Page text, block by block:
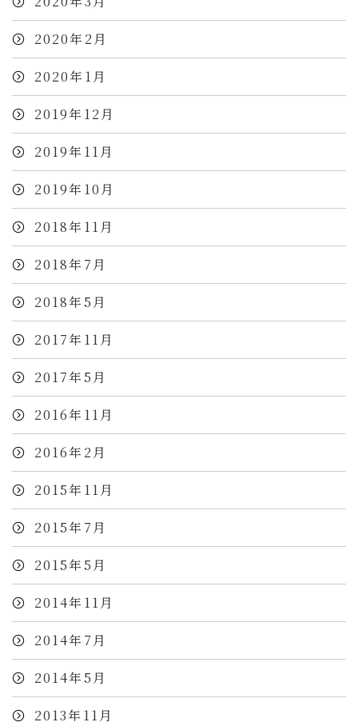
2020年2月
2020年1月
2019年12月
2019年11月
2019年10月
2018年11月
2018年7月
2018年5月
2017年11月
2017年5月
2016年11月
2016年2月
2015年11月
2015年7月
2015年5月
2014年11月
2014年7月
2014年5月
2013年11月